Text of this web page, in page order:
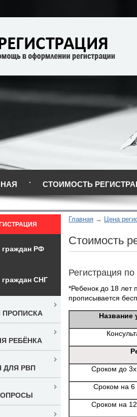
СТОИМОСТЬ
Главная Цена
Стоимость
Регистрация
*Ребенок до 18 лет
прописывается
Название
Сроком до
Сроком на 6
Сроком на
граждан РФ
граждан СНГ
ПРОПИСКА
РЕБЁНКА
ДЛЯ РВП